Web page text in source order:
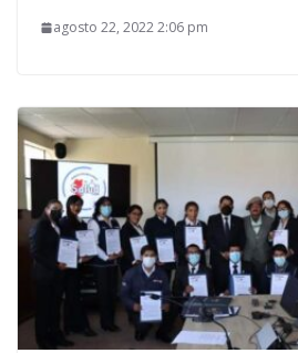
agosto 22, 2022 2:06 pm